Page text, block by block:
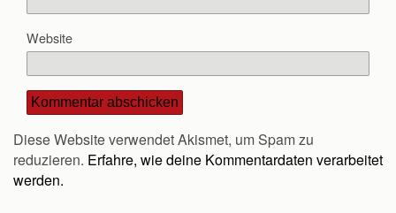
Website
Diese Website verwendet Akismet, um Spam zu
reduzieren. Erfahre, wie deine Kommentardaten verarbeitet
werden.